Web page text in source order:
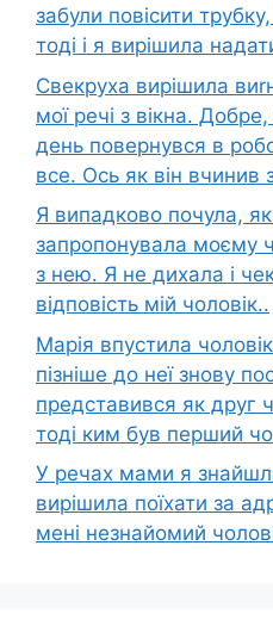
забули повісити
тоді і я вирішила
Свекруха вирішила
мої речі з вікна.
день повернувся в
все. Ось як він вчинив
Я випадково почула,
запропонувала моєму
з нею. Я не дихала і
відповість мій чоловік..
Марія впустила
пізніше до неї знову
представився як друг
тоді ким був перший
У речах мами я
вирішила поїхати за
мені незнайомий